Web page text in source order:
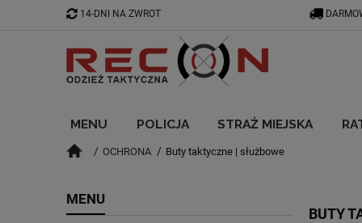
MENU POLICJA STRAŻ MIEJSKA
BLOGOCHRONA Buty taktyczne | służbowe
14-DNI NA ZWROT
MENU
BUTY